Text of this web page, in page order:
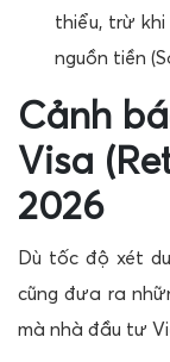
thiểu, trừ khi
nguồn tiền
Cảnh
Visa
2026
Dù tốc độ xét
cũng đưa ra
mà nhà đầu tư